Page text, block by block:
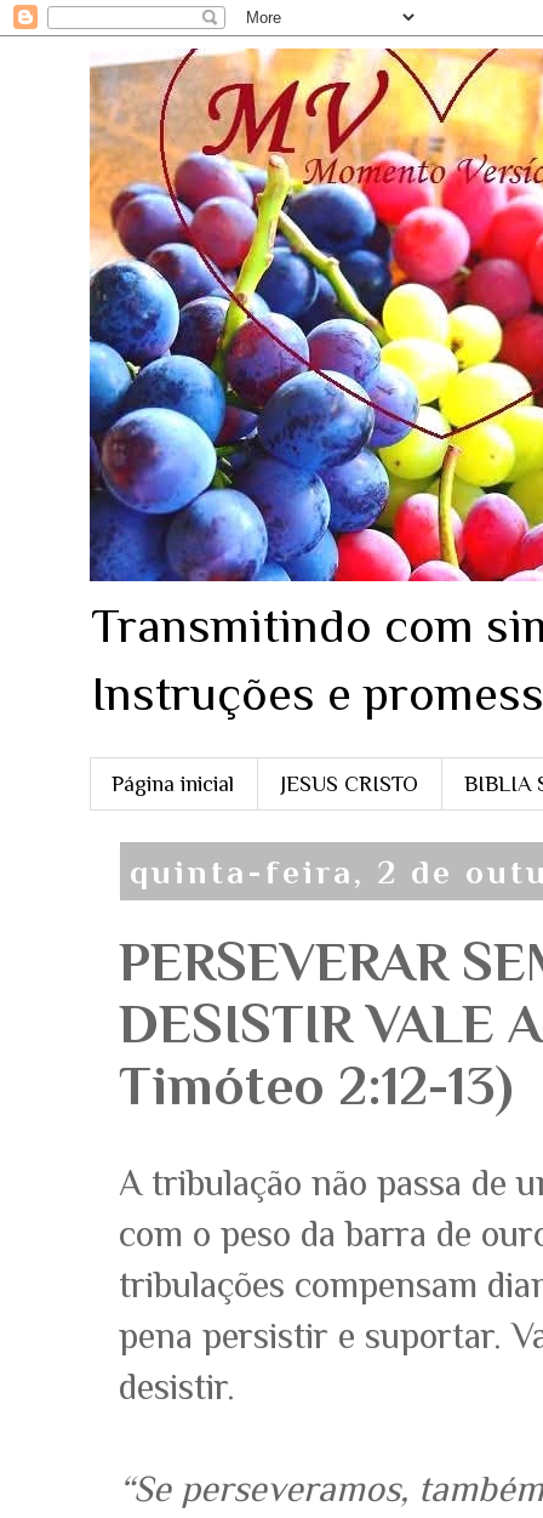
Transmitindo com
Instruções e
Página inicial JESUS CRISTO BIBLIA
quinta-feira, 2 de
PERSEVERAR
DESISTIR VALE
Timóteo 2:12-13)
A tribulação não passa de
com o peso da barra de
tribulações compensam
pena persistir e suportar.
desistir.
“Se perseveramos,